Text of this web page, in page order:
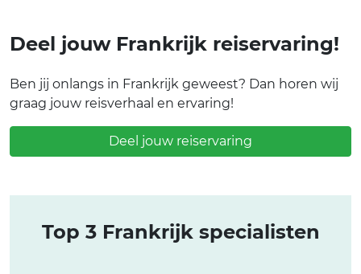
Deel jouw Frankrijk reiservaring!
Ben jij onlangs in Frankrijk geweest? Dan horen wij
graag jouw reisverhaal en ervaring!
Deel jouw reiservaring
Top 3 Frankrijk specialisten